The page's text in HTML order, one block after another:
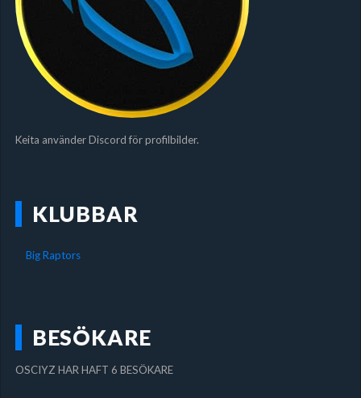
Keita använder Discord för profilbilder.
KLUBBAR
Big Raptors
BESÖKARE
OSCIYZ HAR HAFT 6 BESÖKARE